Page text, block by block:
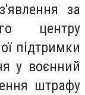
за
центру
підтримки
у воєнний
штрафу